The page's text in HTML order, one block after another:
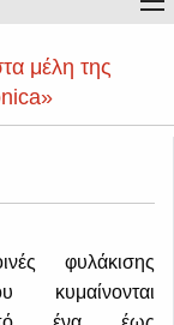
μέλη της
φυλάκισης
κυμαίνονται